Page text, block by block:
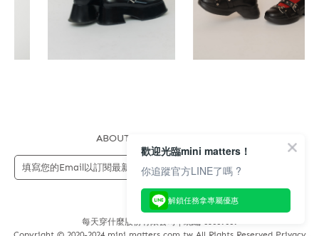
ABOUT US
每天穿什麼股份有限公司 | 統編 83689089
歡迎光臨mini matters！
你追蹤官方LINE了嗎 ?
解鎖任務拿專屬優惠